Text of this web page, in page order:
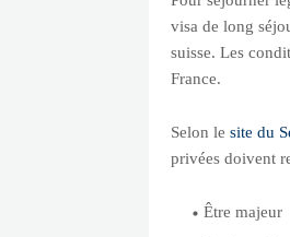
visa de long
suisse. Les
France.
Selon le site du
privées doivent
Être majeur